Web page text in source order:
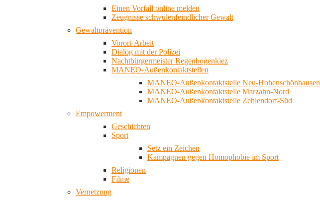
Einen Vorfall online melden
Zeugnisse schwulenfeindlicher Gewalt
Gewaltprävention
Vorort-Arbeit
Dialog mit der Polizei
Nachtbürgermeister Regenbogenkiez
MANEO-Außenkontaktstellen
MANEO-Außenkontaktstelle Neu-Hohenschönhausen
MANEO-Außenkontaktstelle Marzahn-Nord
MANEO-Außenkontaktstelle Zehlendorf-Süd
Empowerment
Geschichten
Sport
Setz ein Zeichen
Kampagnen gegen Homophobie im Sport
Religionen
Filme
Vernetzung